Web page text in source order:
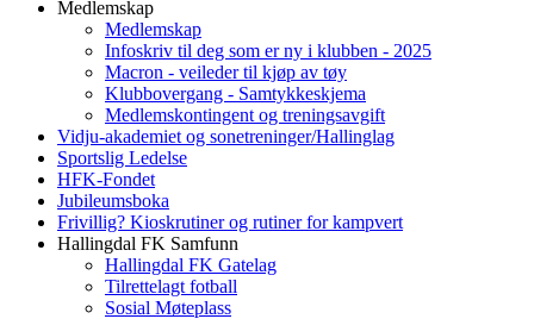
Medlemskap
Medlemskap
Infoskriv til deg som er ny i klubben - 2025
Macron - veileder til kjøp av tøy
Klubbovergang - Samtykkeskjema
Medlemskontingent og treningsavgift
Vidju-akademiet og sonetreninger/Hallinglag
Sportslig Ledelse
HFK-Fondet
Jubileumsboka
Frivillig? Kioskrutiner og rutiner for kampvert
Hallingdal FK Samfunn
Hallingdal FK Gatelag
Tilrettelagt fotball
Sosial Møteplass